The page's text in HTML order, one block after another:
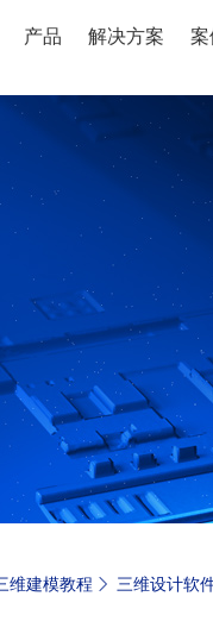
产品 解决方案 案
维建模教程 三维设计软